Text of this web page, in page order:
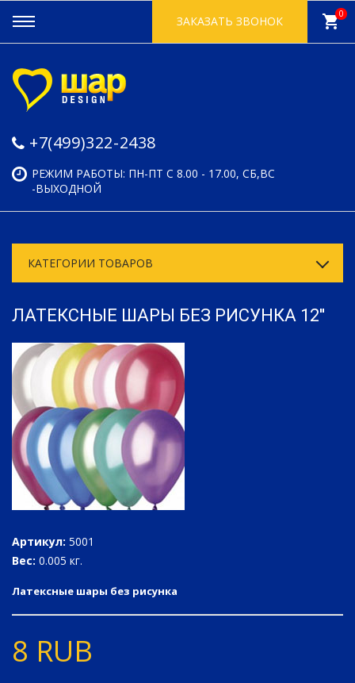
+7(499)322-2438
РЕЖИМ РАБОТЫ: ПН-ПТ С 8.00 - 17.00, СБ,ВС
-ВЫХОДНОЙ
ЗАКАЗАТЬ ЗВОНОК shopping_cart0
КАТЕГОРИИ ТОВАРОВ
ЛАТЕКСНЫЕ ШАРЫ БЕЗ РИСУНКА 12''
Артикул: 5001
Вес: 0.005 кг.
Латексные шары без рисунка
8 RUB